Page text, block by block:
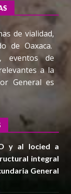
de vialidad,
de Oaxaca.
eventos de
a la
General es
y al Iocied a
integral
General